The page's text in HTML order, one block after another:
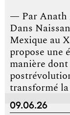
— Par Anath
Dans
Mexique au
propose une
manière dont
transformé la
09.06.26